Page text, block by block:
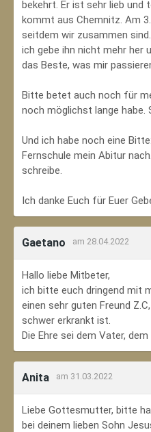
bekehrt. Er ist sehr lieb und
kommt aus Chemnitz. Am
seitdem wir zusammen
ich gebe ihn nicht mehr her
das Beste, was mir
Bitte betet auch noch für
noch möglichst lange habe.
Und ich habe noch eine
Fernschule mein Abitur
schreibe.
Ich danke Euch für Euer
Gaetano am 28.04.2022
Hallo liebe Mitbeter,
ich bitte euch dringend mit
einen sehr guten Freund
schwer erkrankt ist.
Die Ehre sei dem Vater,
Anita am 31.03.2022
Liebe Gottesmutter, bitte
bei deinem lieben Sohn